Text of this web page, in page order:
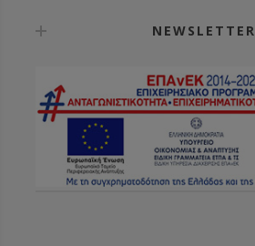
NEWSLETTER